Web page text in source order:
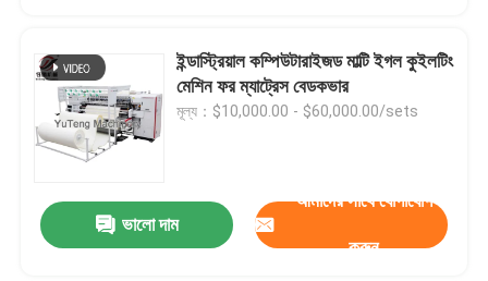
বাড়ি
ইন্ডাস্ট্রিয়াল কম্পিউটারাইজড মাল্টি ইগল কুইলটিং
মেশিন ফর ম্যাট্রেস বেডকভার
মূল্য：$10,000.00 - $60,000.00/sets
ভালো দাম
আমাদের সাথে যোগাযোগ
করুন